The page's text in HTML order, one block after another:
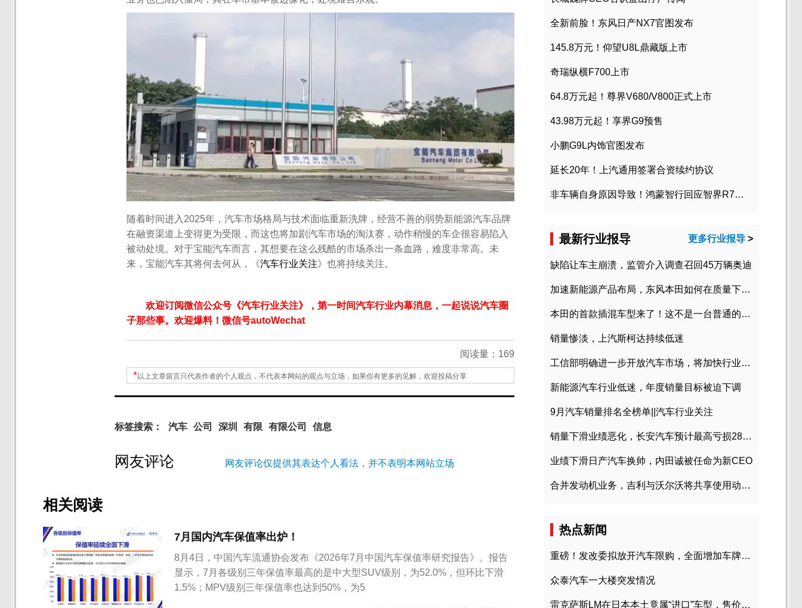
随着时间进入2025年，汽车市场格局与技术面临重新洗牌，经营不善的弱势新能源汽车品牌
在融资渠道上变得更为受限，而这也将加剧汽车市场的淘汰赛，动作稍慢的车企很容易陷入
被动处境。对于宝能汽车而言，其想要在这么残酷的市场杀出一条血路，难度非常高。未
来，宝能汽车其将何去何从，《汽车行业关注》也将持续关注。
欢迎订阅微信公众号《汽车行业关注》，第一时间汽车行业内幕消息，一起说说汽车圈
子那些事。欢迎爆料！微信号autoWechat
阅读量： 169
*以上文章留言只代表作者的个人观点，不代表本网站的观点与立场，如果你有更多的见解，欢迎投稿分享
标签搜索： 汽车 公司 深圳 有限 有限公司 信息
网友评论 网友评论仅提供其表达个人看法，并不表明本网站立场
相关阅读
7月国内汽车保值率出炉！
8月4日，中国汽车流通协会发布《2026年7月中国汽车保值率研究报告》。报告
显示，7月各级别三年保值率最高的是中大型SUV级别，为52.0%，但环比下滑
1.5%；MPV级别三年保值率也达到50%，为5
全新前脸！东风日产NX7官图发布
145.8万元！仰望U8L鼎藏版上市
奇瑞纵横F700上市
64.8万元起！尊界V680/V800正式上市
43.98万元起！享界G9预售
小鹏G9L内饰官图发布
延长20年！上汽通用签署合资续约协议
非车辆自身原因导致！鸿蒙智行回应智界R7起火事故
最新行业报导 更多行业报导 >
缺陷让车主崩溃，监管介入调查召回45万辆奥迪
加速新能源产品布局，东风本田如何在质量下转型？
本田的首款插混车型来了！这不是一台普通的CR-V
销量惨淡，上汽斯柯达持续低迷
工信部明确进一步开放汽车市场，将加快行业兼并重组
新能源汽车行业低迷，年度销量目标被迫下调
9月汽车销量排名全榜单||汽车行业关注
销量下滑业绩恶化，长安汽车预计最高亏损28亿元
业绩下滑日产汽车换帅，内田诚被任命为新CEO
合并发动机业务，吉利与沃尔沃将共享使用动力总成
热点新闻
重磅！发改委拟放开汽车限购，全面增加车牌指标
众泰汽车一大楼突发情况
雷克萨斯LM在日本本土竟属“进口”车型，售价2580万日元